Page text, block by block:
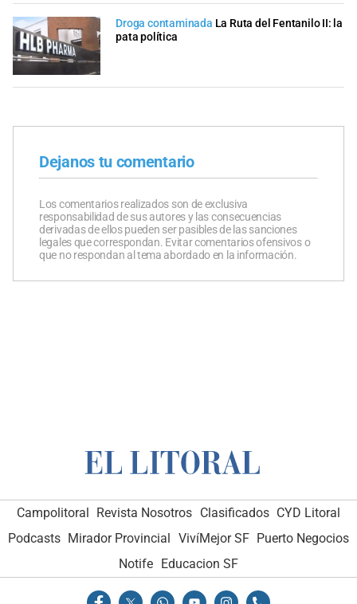
Droga contaminada La Ruta del Fentanilo II: la
pata política
Dejanos tu comentario
Los comentarios realizados son de exclusiva
responsabilidad de sus autores y las consecuencias
derivadas de ellos pueden ser pasibles de las sanciones
legales que correspondan. Evitar comentarios ofensivos o
que no respondan al tema abordado en la información.
Campolitoral Revista Nosotros Clasificados CYD Litoral
Podcasts Mirador Provincial VivíMejor SF Puerto Negocios
Notife Educacion SF